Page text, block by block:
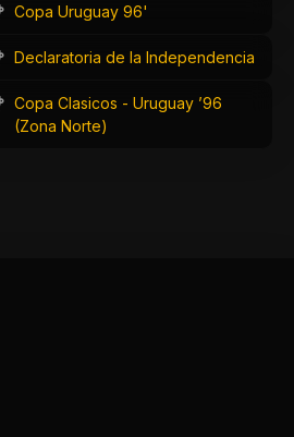
Copa Uruguay 96'
Declaratoria de la Independencia
Copa Clasicos - Uruguay ’96
(Zona Norte)